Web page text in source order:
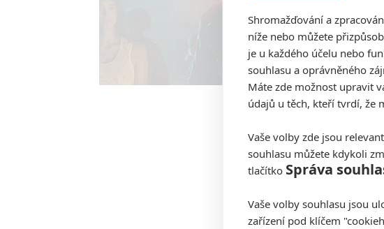
Shromažďování a
níže nebo můžete
je u každého účelu nebo
souhlasu a oprávněného
Máte zde možnost upravit
údajů u těch, kteří tvrdí, že
Vaše volby zde jsou
souhlasu můžete kdykoli
tlačítko Správa
Vaše volby souhlasu jsou
zařízení pod klíčem